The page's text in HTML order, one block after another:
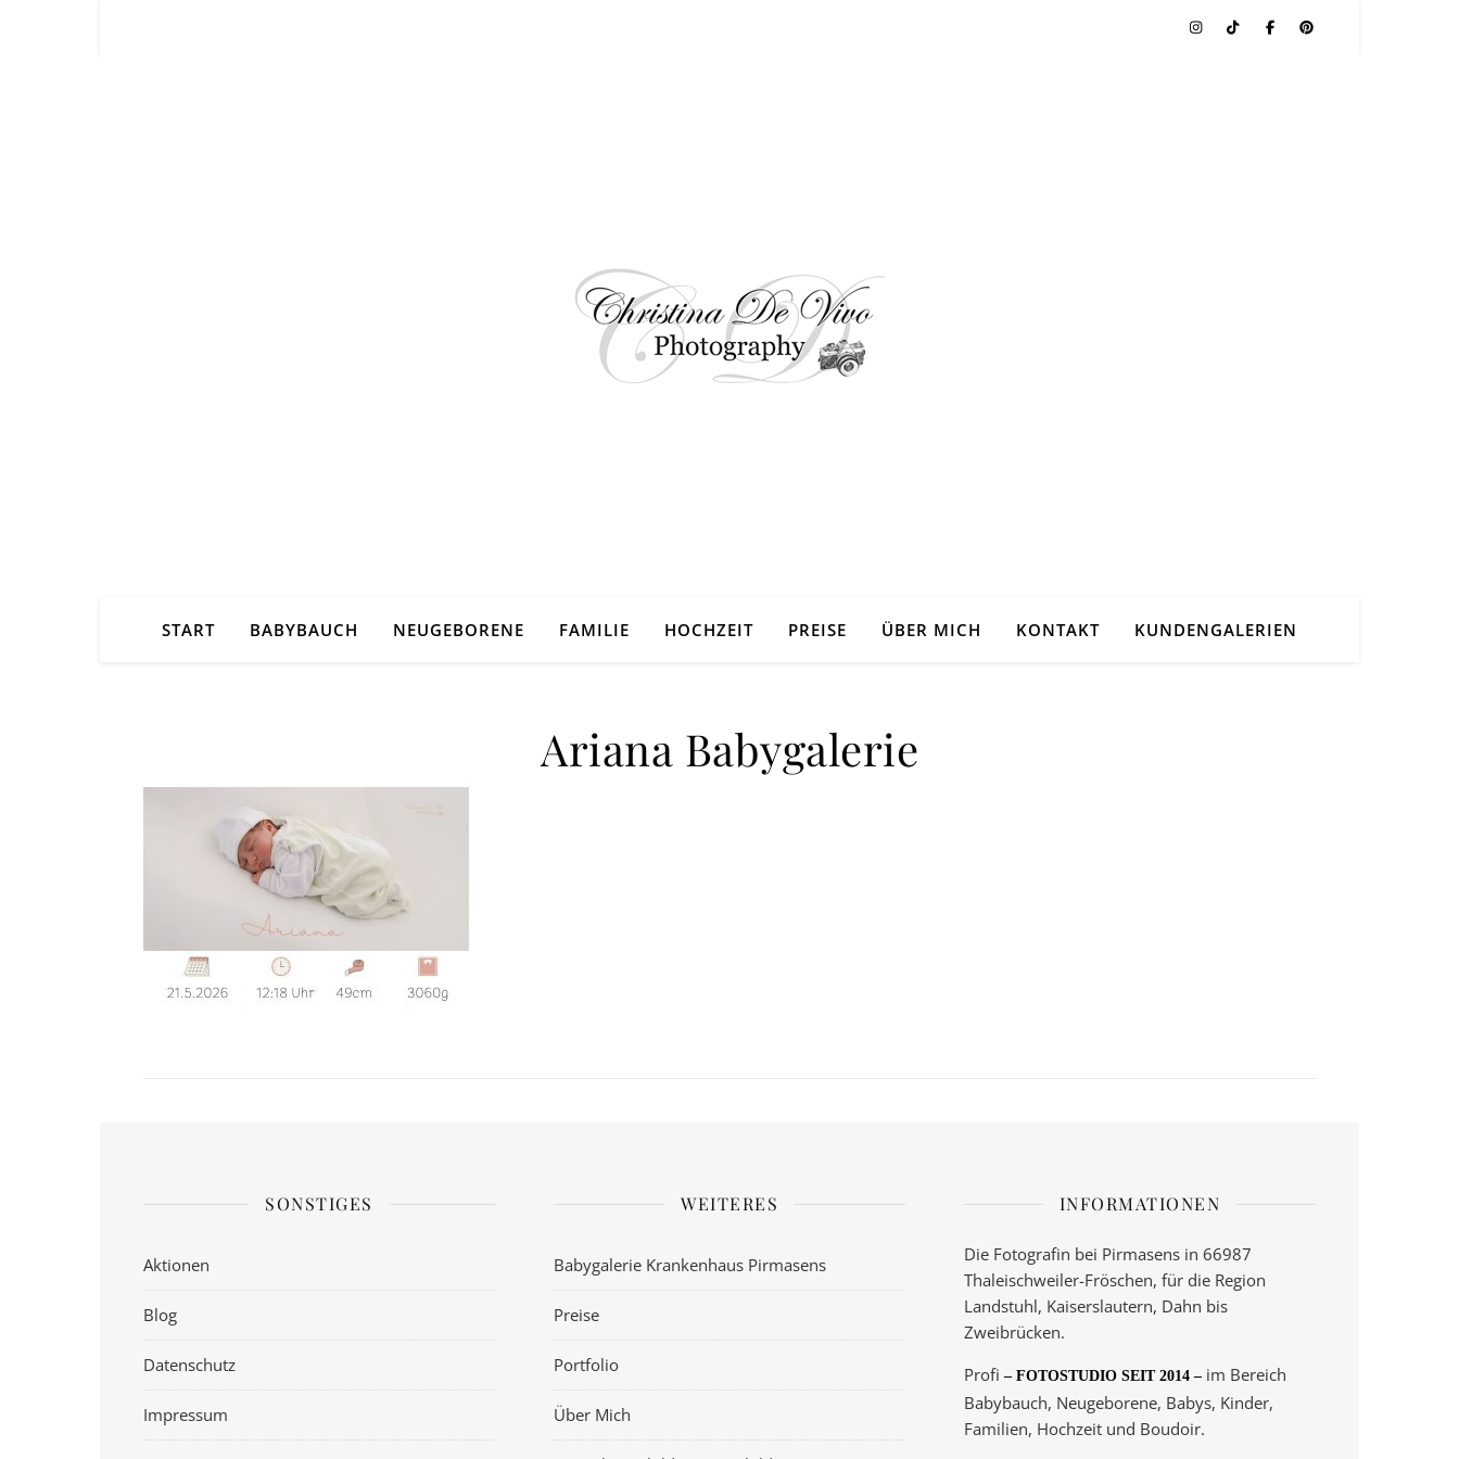
START BABYBAUCH NEUGEBORENE FAMILIE HOCHZEIT PREISE ÜBER MICH KONTAKT KUNDENGALERIEN
Ariana Babygalerie
SONSTIGES
Aktionen
Blog
Datenschutz
Impressum
WEITERES
Babygalerie Krankenhaus Pirmasens
Preise
Portfolio
Über Mich
INFORMATIONEN
Die Fotografin bei Pirmasens in 66987
Thaleischweiler-Fröschen, für die Region
Landstuhl, Kaiserslautern, Dahn bis
Zweibrücken.
Profi – FOTOSTUDIO SEIT 2014 – im Bereich
Babybauch, Neugeborene, Babys, Kinder,
Familien, Hochzeit und Boudoir.